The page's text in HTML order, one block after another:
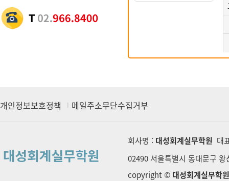
개인정보보호정책 메일주소무단수집거부
회사명 : 대성회계실무학원 대
02490 서울특별시 동대문구
copyright © 대성회계실무학원